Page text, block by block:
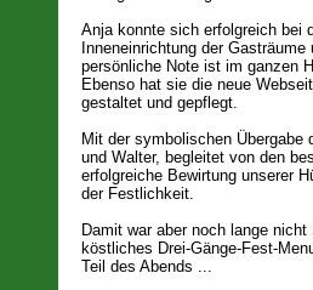
Anja konnte sich erfolgreich bei
Inneneinrichtung der
persönliche Note ist im ganzen
Ebenso hat sie die neue
gestaltet und gepflegt.
Mit der symbolischen Übergabe
und Walter, begleitet von den
erfolgreiche Bewirtung unserer
der Festlichkeit.
Damit war aber noch lange
köstliches Drei-Gänge-Fest-
Teil des Abends ...